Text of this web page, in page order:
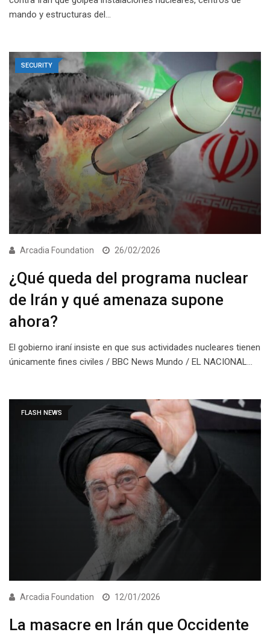
mando y estructuras del…
SECURITY
Arcadia Foundation 26/02/2026
¿Qué queda del programa nuclear
de Irán y qué amenaza supone
ahora?
El gobierno iraní insiste en que sus actividades nucleares tienen
únicamente fines civiles / BBC News Mundo / EL NACIONAL…
FLASH NEWS
Arcadia Foundation 12/01/2026
La masacre en Irán que Occidente